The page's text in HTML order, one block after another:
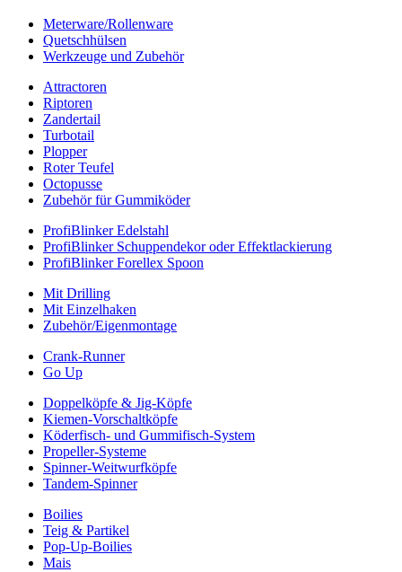
Meterware/Rollenware
Quetschhülsen
Werkzeuge und Zubehör
Attractoren
Riptoren
Zandertail
Turbotail
Plopper
Roter Teufel
Octopusse
Zubehör für Gummiköder
ProfiBlinker Edelstahl
ProfiBlinker Schuppendekor oder Effektlackierung
ProfiBlinker Forellex Spoon
Mit Drilling
Mit Einzelhaken
Zubehör/Eigenmontage
Crank-Runner
Go Up
Doppelköpfe & Jig-Köpfe
Kiemen-Vorschaltköpfe
Köderfisch- und Gummifisch-System
Propeller-Systeme
Spinner-Weitwurfköpfe
Tandem-Spinner
Boilies
Teig & Partikel
Pop-Up-Boilies
Mais